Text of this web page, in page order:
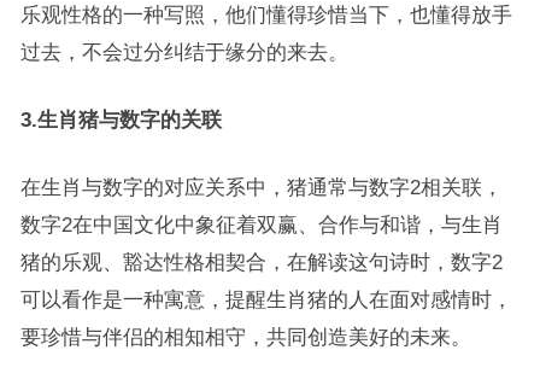
乐观性格的一种写照，他们懂得珍惜当下，也懂得放手
过去，不会过分纠结于缘分的来去。
3.生肖猪与数字的关联
在生肖与数字的对应关系中，猪通常与数字2相关联，
数字2在中国文化中象征着双赢、合作与和谐，与生肖
猪的乐观、豁达性格相契合，在解读这句诗时，数字2
可以看作是一种寓意，提醒生肖猪的人在面对感情时，
要珍惜与伴侣的相知相守，共同创造美好的未来。